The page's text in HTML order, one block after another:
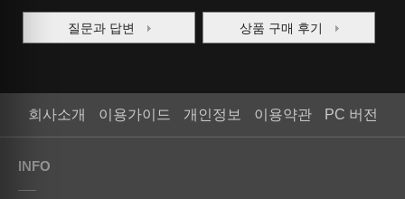
질문과 답변 상품 구매 후기
회사소개 이용가이드 개인정보 이용약관 PC 버전
INFO